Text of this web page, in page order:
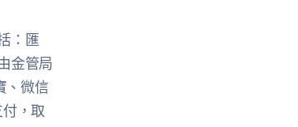
：匯
金管局
、微信
，取